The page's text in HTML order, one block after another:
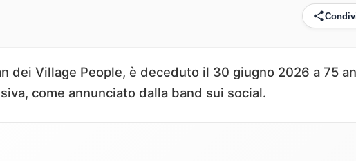
dei Village People, è deceduto il 30 giugno 2026 a 75
come annunciato dalla band sui social.